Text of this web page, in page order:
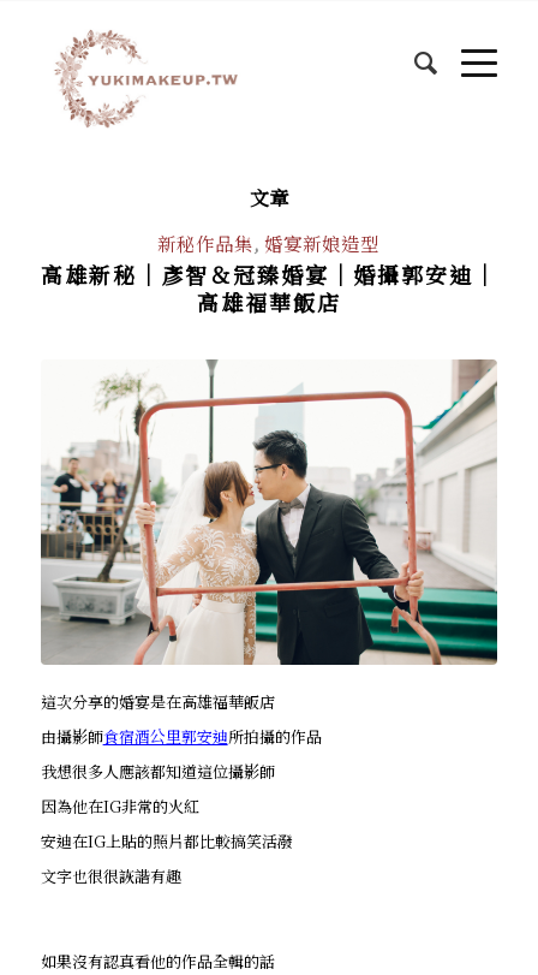
文章
新秘作品集,婚宴新娘造型
高雄新秘｜彥智＆冠臻婚宴｜婚攝郭安迪｜
高雄福華飯店
這次分享的婚宴是在高雄福華飯店
由攝影師食宿酒公里郭安迪所拍攝的作品
我想很多人應該都知道這位攝影師
因為他在IG非常的火紅
安迪在IG上貼的照片都比較搞笑活潑
文字也很很詼諧有趣
如果沒有認真看他的作品全輯的話